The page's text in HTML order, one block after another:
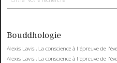
Bouddhologie
Alexis Lavis , La conscience à l'épreuve de
Alexis Lavis , La conscience à l'épreuve de